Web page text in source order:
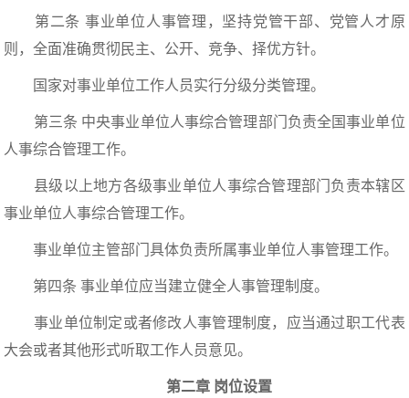
第二条 事业单位人事管理，坚持党管干部、党管人才原
则，全面准确贯彻民主、公开、竞争、择优方针。
国家对事业单位工作人员实行分级分类管理。
第三条 中央事业单位人事综合管理部门负责全国事业单位
人事综合管理工作。
县级以上地方各级事业单位人事综合管理部门负责本辖区
事业单位人事综合管理工作。
事业单位主管部门具体负责所属事业单位人事管理工作。
第四条 事业单位应当建立健全人事管理制度。
事业单位制定或者修改人事管理制度，应当通过职工代表
大会或者其他形式听取工作人员意见。
第二章 岗位设置